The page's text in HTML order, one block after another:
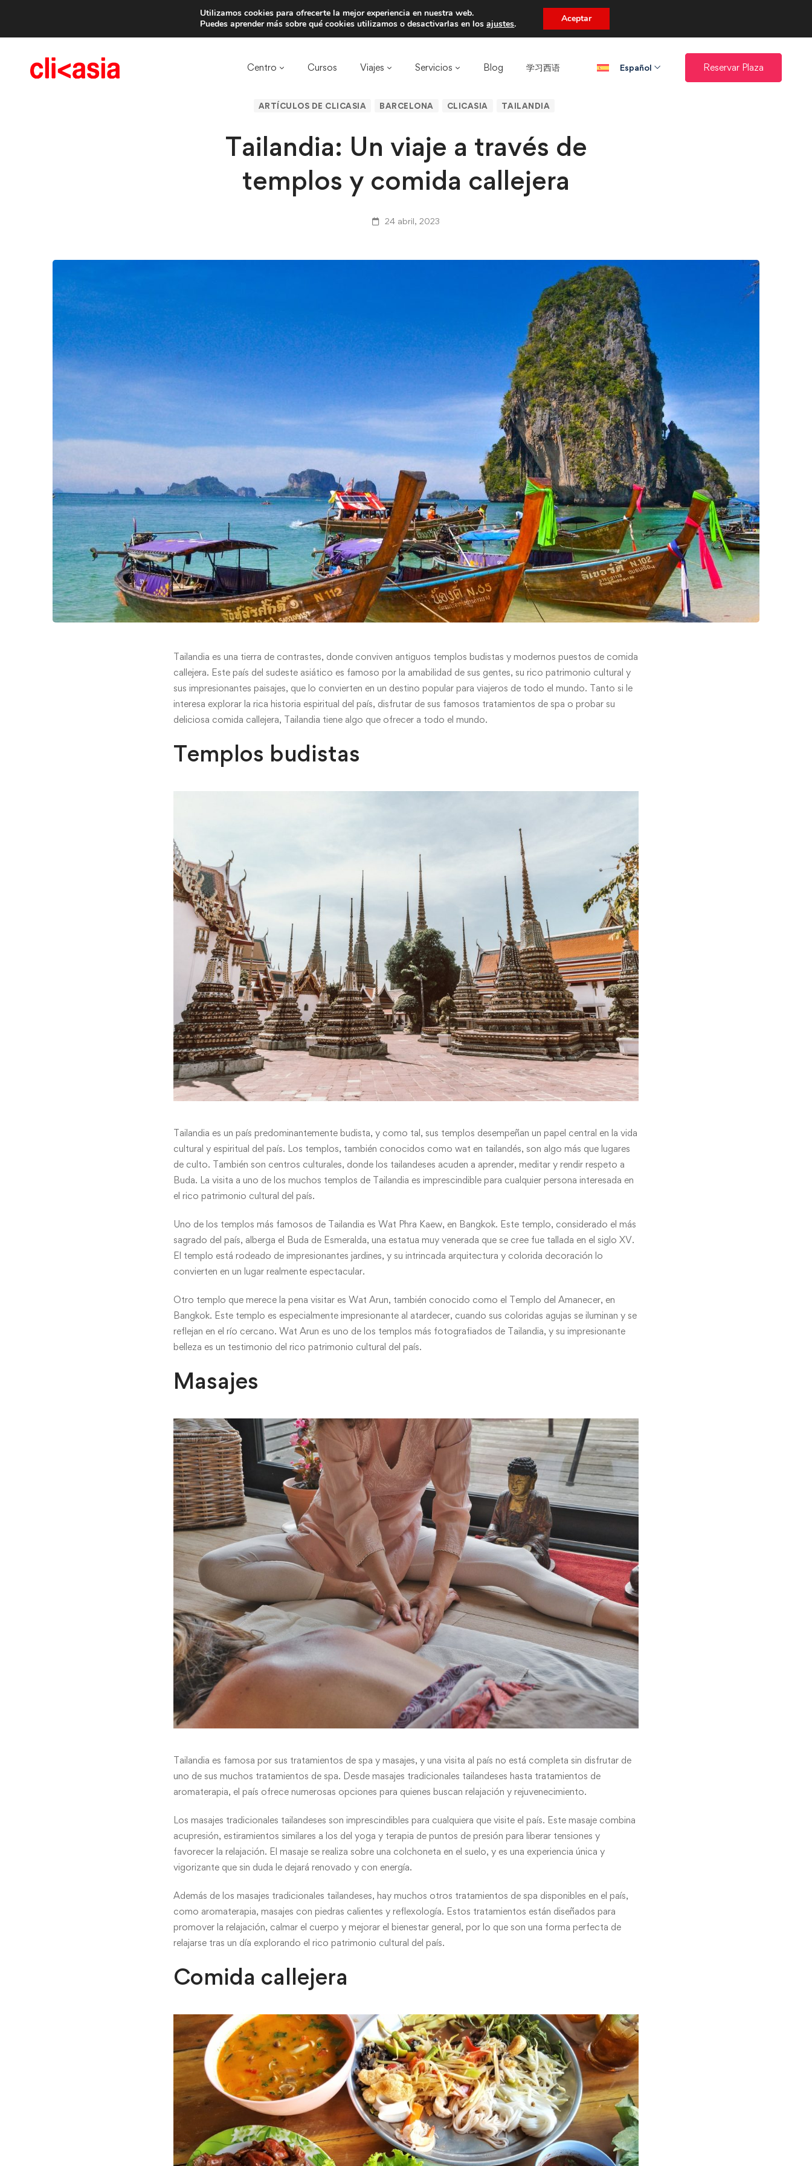
Trae a un amigo y llevaos un total de 75€ de descuento.
Centro Cursos Viajes Servicios Blog 学习西语​ Español Reservar Plaza
ARTÍCULOS DE CLICASIA BARCELONA CLICASIA TAILANDIA
Tailandia: Un viaje a través de
templos y comida callejera
24 abril, 2023
Tailandia es una tierra de contrastes, donde conviven antiguos templos budistas y modernos puestos de comida
callejera. Este país del sudeste asiático es famoso por la amabilidad de sus gentes, su rico patrimonio cultural y
sus impresionantes paisajes, que lo convierten en un destino popular para viajeros de todo el mundo. Tanto si le
interesa explorar la rica historia espiritual del país, disfrutar de sus famosos tratamientos de spa o probar su
deliciosa comida callejera, Tailandia tiene algo que ofrecer a todo el mundo.
Templos budistas
Tailandia es un país predominantemente budista, y como tal, sus templos desempeñan un papel central en la vida
cultural y espiritual del país. Los templos, también conocidos como wat en tailandés, son algo más que lugares
de culto. También son centros culturales, donde los tailandeses acuden a aprender, meditar y rendir respeto a
Buda. La visita a uno de los muchos templos de Tailandia es imprescindible para cualquier persona interesada en
el rico patrimonio cultural del país.
Uno de los templos más famosos de Tailandia es Wat Phra Kaew, en Bangkok. Este templo, considerado el más
sagrado del país, alberga el Buda de Esmeralda, una estatua muy venerada que se cree fue tallada en el siglo XV.
El templo está rodeado de impresionantes jardines, y su intrincada arquitectura y colorida decoración lo
convierten en un lugar realmente espectacular.
Otro templo que merece la pena visitar es Wat Arun, también conocido como el Templo del Amanecer, en
Bangkok. Este templo es especialmente impresionante al atardecer, cuando sus coloridas agujas se iluminan y se
reflejan en el río cercano. Wat Arun es uno de los templos más fotografiados de Tailandia, y su impresionante
belleza es un testimonio del rico patrimonio cultural del país.
Masajes
Tailandia es famosa por sus tratamientos de spa y masajes, y una visita al país no está completa sin disfrutar de
uno de sus muchos tratamientos de spa. Desde masajes tradicionales tailandeses hasta tratamientos de
aromaterapia, el país ofrece numerosas opciones para quienes buscan relajación y rejuvenecimiento.
Los masajes tradicionales tailandeses son imprescindibles para cualquiera que visite el país. Este masaje combina
acupresión, estiramientos similares a los del yoga y terapia de puntos de presión para liberar tensiones y
favorecer la relajación. El masaje se realiza sobre una colchoneta en el suelo, y es una experiencia única y
vigorizante que sin duda le dejará renovado y con energía.
Además de los masajes tradicionales tailandeses, hay muchos otros tratamientos de spa disponibles en el país,
como aromaterapia, masajes con piedras calientes y reflexología. Estos tratamientos están diseñados para
promover la relajación, calmar el cuerpo y mejorar el bienestar general, por lo que son una forma perfecta de
relajarse tras un día explorando el rico patrimonio cultural del país.
Comida callejera
Utilizamos cookies para ofrecerte la mejor experiencia en nuestra web.
Puedes aprender más sobre qué cookies utilizamos o desactivarlas en losajustes. Aceptar